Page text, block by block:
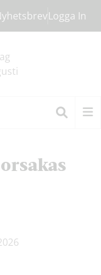
Logga In